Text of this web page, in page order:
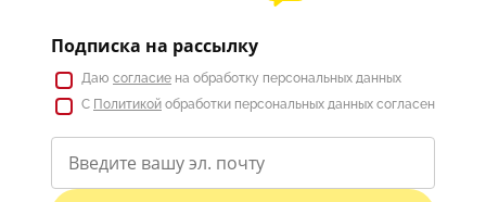
Подписка на рассылку
Даю согласие на обработку персональных данных
С Политикой обработки персональных данных согласен